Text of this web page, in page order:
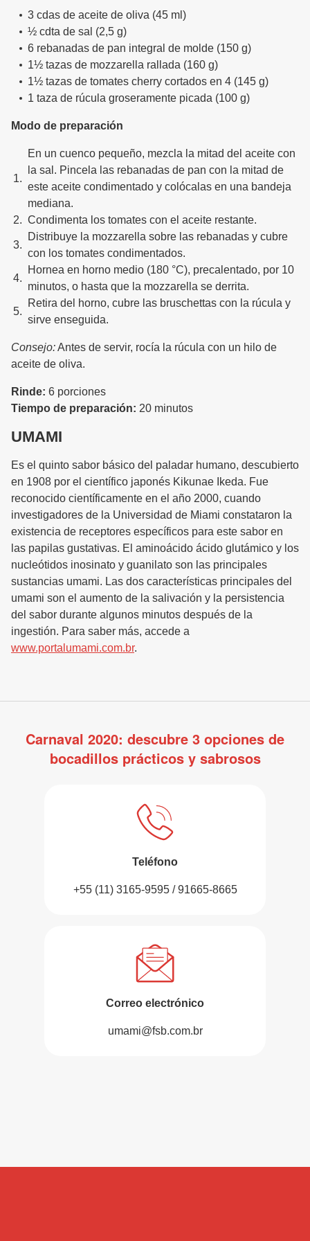
3 cdas de aceite de oliva (45 ml)
½ cdta de sal (2,5 g)
6 rebanadas de pan integral de molde (150 g)
1½ tazas de mozzarella rallada (160 g)
1½ tazas de tomates cherry cortados en 4 (145 g)
1 taza de rúcula groseramente picada (100 g)
Modo de preparación
En un cuenco pequeño, mezcla la mitad del aceite con
la sal. Pincela las rebanadas de pan con la mitad de
este aceite condimentado y colócalas en una bandeja
mediana.
Condimenta los tomates con el aceite restante.
Distribuye la mozzarella sobre las rebanadas y cubre
con los tomates condimentados.
Hornea en horno medio (180 °C), precalentado, por 10
minutos, o hasta que la mozzarella se derrita.
Retira del horno, cubre las bruschettas con la rúcula y
sirve enseguida.
Consejo:Antes de servir, rocía la rúcula con un hilo de
aceite de oliva.
Rinde: 6 porciones
Tiempo de preparación: 20 minutos
UMAMI
Es el quinto sabor básico del paladar humano, descubierto
en 1908 por el científico japonés Kikunae Ikeda. Fue
reconocido científicamente en el año 2000, cuando
investigadores de la Universidad de Miami constataron la
existencia de receptores específicos para este sabor en
las papilas gustativas. El aminoácido ácido glutámico y los
nucleótidos inosinato y guanilato son las principales
sustancias umami. Las dos características principales del
umami son el aumento de la salivación y la persistencia
del sabor durante algunos minutos después de la
ingestión. Para saber más, accede a
www.portalumami.com.br.
Carnaval 2020: descubre 3 opciones de
bocadillos prácticos y sabrosos
Teléfono
+55 (11) 3165-9595 / 91665-8665
Correo electrónico
umami@fsb.com.br